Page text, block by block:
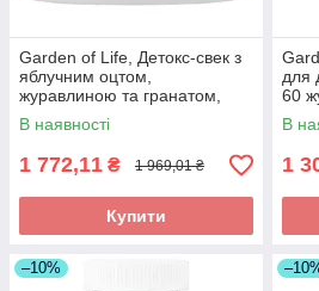
Garden of Life, Детокс-свек з
яблучним оцтом,
журавлиною та гранатом,
105 г (3,7 унції) в Україні
оригінал
В наявності
1 772,11 ₴ 1 969,01 ₴
Купити
для
60
В
1
–10%